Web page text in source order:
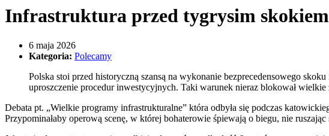
Infrastruktura przed tygrysim
6 maja 2026
Kategoria: Polecamy
Polska stoi przed historyczną szansą na wykonanie bezprecedensowego
uproszczenie procedur inwestycyjnych. Taki warunek nieraz blokował wielkie
Debata pt. „Wielkie programy infrastrukturalne” która odbyła się podczas
Przypominałaby operową scenę, w której bohaterowie śpiewają o biegu, nie ruszając